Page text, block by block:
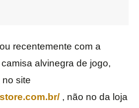
recentemente com a
alvinegra de jogo,
site
, não no da loja